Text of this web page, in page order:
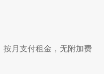
月支付租金，无附加费